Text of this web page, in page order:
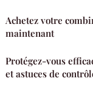
Achetez votre
maintenant
Protégez-vous
et astuces de